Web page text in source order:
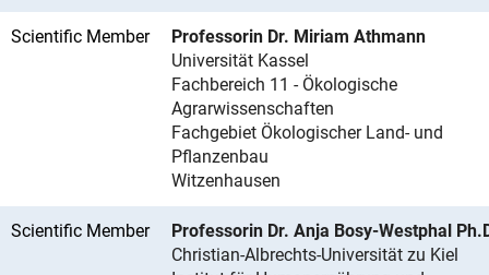
Scientific Member
Professorin Dr. Miriam Athmann
Universität Kassel
Fachbereich 11 - Ökologische
Agrarwissenschaften
Fachgebiet Ökologischer Land- und
Pflanzenbau
Witzenhausen
Scientific Member
Professorin Dr. Anja Bosy-Westphal
Christian-Albrechts-Universität zu Kiel